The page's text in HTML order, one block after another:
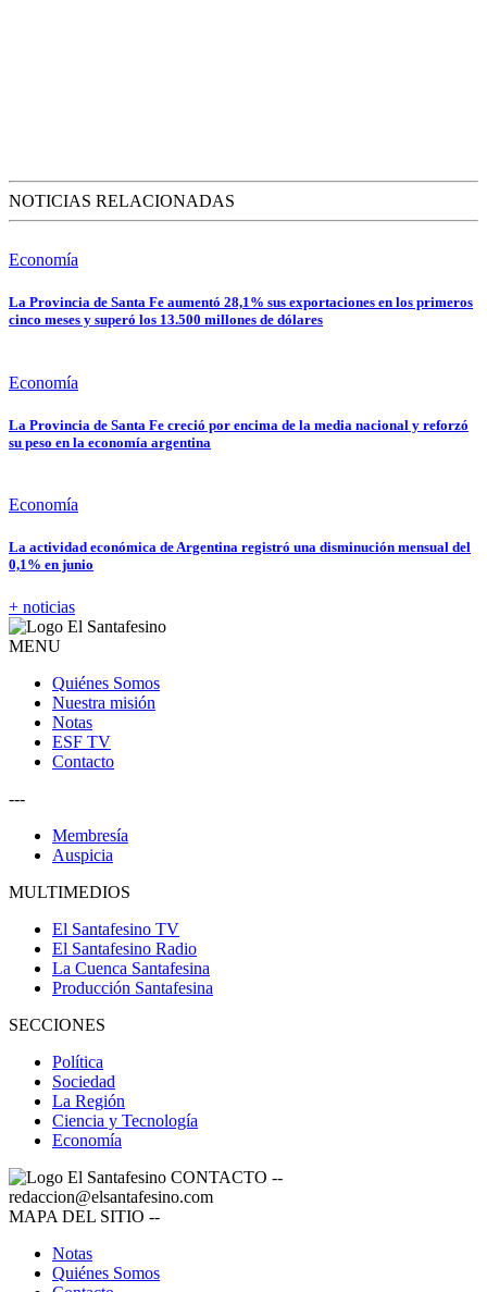
NOTICIAS RELACIONADAS
Economía
La Provincia de Santa Fe aumentó 28,1% sus exportaciones en los primeros
cinco meses y superó los 13.500 millones de dólares
Economía
La Provincia de Santa Fe creció por encima de la media nacional y reforzó
su peso en la economía argentina
Economía
La actividad económica de Argentina registró una disminución mensual del
0,1% en junio
+ noticias
MENU
Quiénes Somos
Nuestra misión
Notas
ESF TV
Contacto
---
Membresía
Auspicia
MULTIMEDIOS
El Santafesino TV
El Santafesino Radio
La Cuenca Santafesina
Producción Santafesina
SECCIONES
Política
Sociedad
La Región
Ciencia y Tecnología
Economía
CONTACTO --
redaccion@elsantafesino.com
MAPA DEL SITIO --
Notas
Quiénes Somos